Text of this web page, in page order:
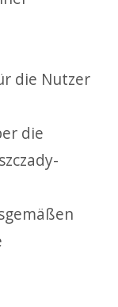
die Nutzer
die